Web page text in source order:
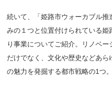
続いて、「姫路市ウォーカブル
みの１つと位置付けられている姫
り事業についてご紹介。リノベ
だけでなく、文化や歴史などあ
の魅力を発掘する都市戦略の1つ。